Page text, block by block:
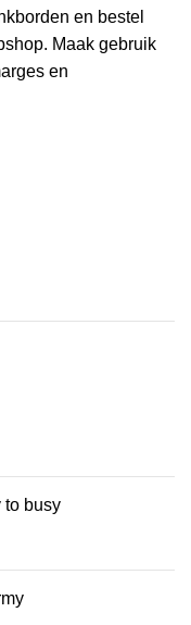
to busy
en bestel
Maak gebruik
en